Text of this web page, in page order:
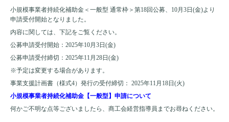
小規模事業者持続化補助金＜一般型 通常枠＞第18回公募、10月3日(金)より
申請受付開始となりました。
内容に関しては、下記をご覧ください。
公募申請受付開始：2025年10月3日(金)
公募申請受付締切：2025年11月28日(金)
※予定は変更する場合があります。
事業支援計画書（様式4）発行の受付締切： 2025年11月18日(火)
小規模事業者持続化補助金【一般型】申請について
何かご不明な点等ございましたら、商工会経営指導員までお尋ねください。